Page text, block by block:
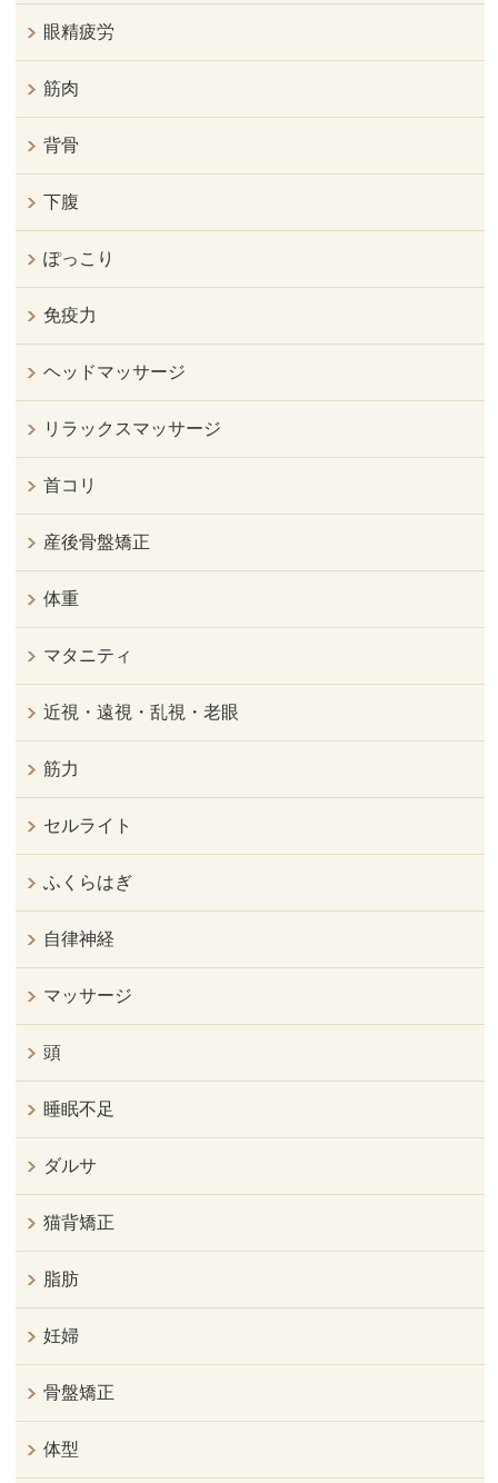
眼精疲労
筋肉
背骨
下腹
ぽっこり
免疫力
ヘッドマッサージ
リラックスマッサージ
首コリ
産後骨盤矯正
体重
マタニティ
近視・遠視・乱視・老眼
筋力
セルライト
ふくらはぎ
自律神経
マッサージ
頭
睡眠不足
ダルサ
猫背矯正
脂肪
妊婦
骨盤矯正
体型